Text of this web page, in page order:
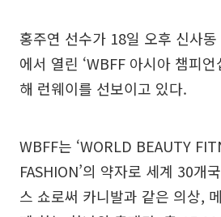
홍주연 선수가 18일 오후 신사
에서 열린 ‘WBFF 아시아 챔피언
해 런웨이를 선보이고 있다.
WBFF는 ‘WORLD BEAUTY
FASHION’의 약자로 세계 30개
스 쇼로써 카니발과 같은 의상,